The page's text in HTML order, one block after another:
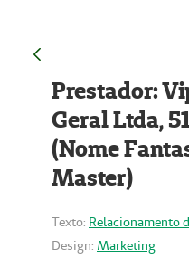
Prestador:
Geral Ltda,
(Nome
Master)
Texto: Relacionamento
Design: Marketing